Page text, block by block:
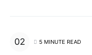
5 MINUTE READ